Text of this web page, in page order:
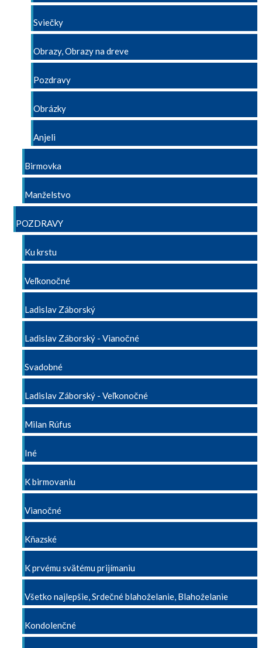
Sviečky
Obrazy, Obrazy na dreve
Pozdravy
Obrázky
Anjeli
Birmovka
Manželstvo
POZDRAVY
Ku krstu
Veľkonočné
Ladislav Záborský
Ladislav Záborský - Vianočné
Svadobné
Ladislav Záborský - Veľkonočné
Milan Rúfus
Iné
K birmovaniu
Vianočné
Kňazské
K prvému svätému prijímaniu
Všetko najlepšie, Srdečné blahoželanie, Blahoželanie
Kondolenčné